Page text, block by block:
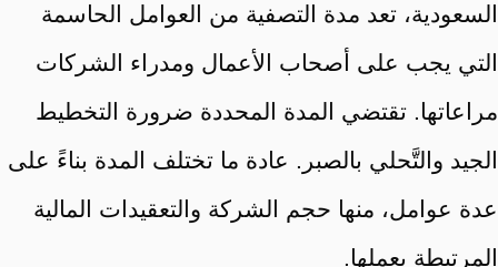
السعودية، تعد مدة التصفية من العوامل الحاسمة
التي يجب على أصحاب الأعمال ومدراء الشركات
مراعاتها. تقتضي المدة المحددة ضرورة التخطيط
الجيد والتَّحلي بالصبر. عادة ما تختلف المدة بناءً على
عدة عوامل، منها حجم الشركة والتعقيدات المالية
المرتبطة بعملها.